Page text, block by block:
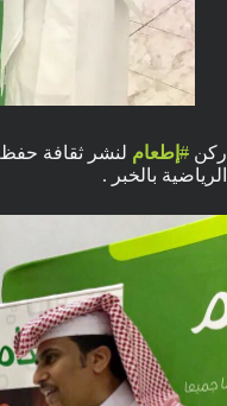
ركن # إطعام لنشر ثقافة حفظ
الرياضية بالخبر .